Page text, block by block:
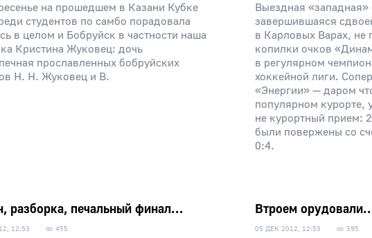
на прошедшем в Казани Кубке
студентов по самбо порадовала
в целом и Бобруйск в частности наша
Кристина Жуковец: дочь
прославленных бобруйских
Н. Н. Жуковец и В.
Выездная «западная»
завершившаяся
в Карловых Варах, не
копилки очков
в регулярном
хоккейной лиги.
«Энергии» — даром
популярном курорте,
не курортный прием:
были повержены со
0:4.
разборка, печальный финал…
12:53 455
Втроем
05 ДЕК 2012, 12:53 395